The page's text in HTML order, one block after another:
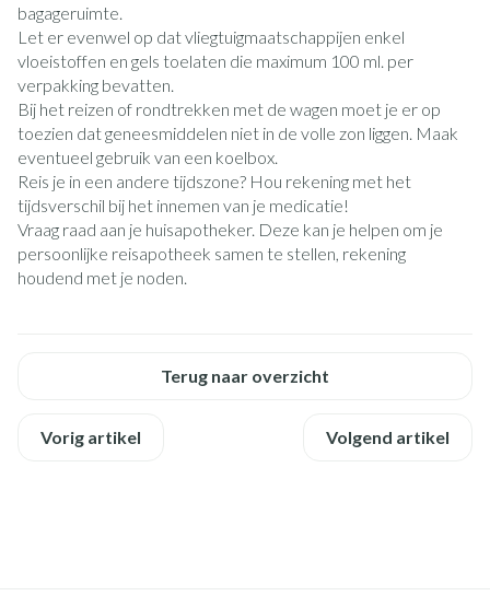
bagageruimte.
Let er evenwel op dat vliegtuigmaatschappijen enkel
vloeistoffen en gels toelaten die maximum 100 ml. per
verpakking bevatten.
Bij het reizen of rondtrekken met de wagen moet je er op
toezien dat geneesmiddelen niet in de volle zon liggen. Maak
eventueel gebruik van een koelbox.
Reis je in een andere tijdszone? Hou rekening met het
tijdsverschil bij het innemen van je medicatie!
Vraag raad aan je huisapotheker. Deze kan je helpen om je
persoonlijke reisapotheek samen te stellen, rekening
houdend met je noden.
Terug naar overzicht
Vorig artikel Volgend artikel